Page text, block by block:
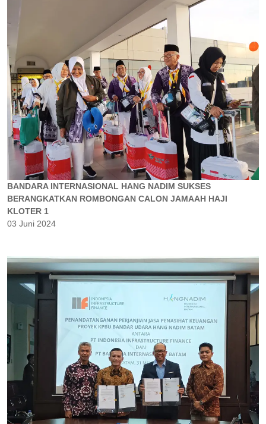
BANDARA INTERNASIONAL HANG NADIM SUKSES
BERANGKATKAN ROMBONGAN CALON JAMAAH HAJI
KLOTER 1
03 Juni 2024